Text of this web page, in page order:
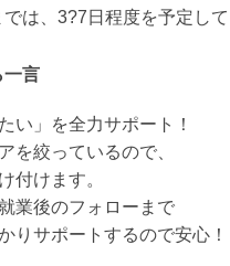
は、3?7日程度を予定し
一言
い」を全力サポート！
を絞っているので、
付けます。
業後のフォローまで
りサポートするので安心！